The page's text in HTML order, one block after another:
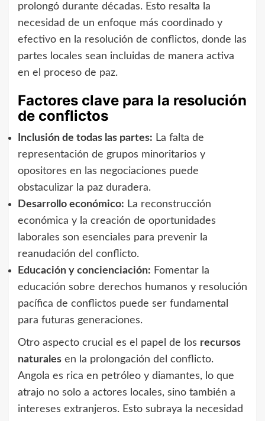
prolongó durante décadas. Esto resalta la
necesidad de un enfoque más coordinado y
efectivo en la resolución de conflictos, donde las
partes locales sean incluidas de manera activa
en el proceso de paz.
Factores clave para la resolución
de conflictos
Inclusión de todas las partes: La falta de
representación de grupos minoritarios y
opositores en las negociaciones puede
obstaculizar la paz duradera.
Desarrollo económico: La reconstrucción
económica y la creación de oportunidades
laborales son esenciales para prevenir la
reanudación del conflicto.
Educación y concienciación: Fomentar la
educación sobre derechos humanos y resolución
pacífica de conflictos puede ser fundamental
para futuras generaciones.
Otro aspecto crucial es el papel de los recursos
naturales en la prolongación del conflicto.
Angola es rica en petróleo y diamantes, lo que
atrajo no solo a actores locales, sino también a
intereses extranjeros. Esto subraya la necesidad